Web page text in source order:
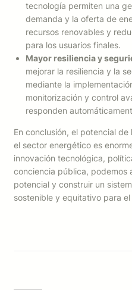
tecnología permiten una
demanda y la oferta de
recursos renovables y
para los usuarios finales.
Mayor resiliencia y
mejorar la resiliencia y la
mediante la
monitorización y control
responden
En conclusión, el potencial
el sector energético es
innovación tecnológica,
conciencia pública, podemos
potencial y construir un
sostenible y equitativo para